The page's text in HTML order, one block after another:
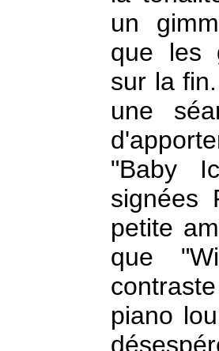
un
que les
sur la
une
"Baby
signées
petite
que
piano